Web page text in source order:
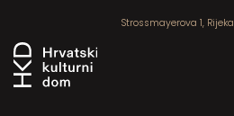
Strossmayerova 1, Rijeka